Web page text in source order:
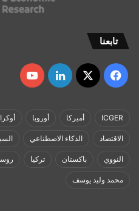
تابعنا
فيسبوك
‫X لينكدإن
ICGER أميركا أوروبا
الاقتصاد الذكاء الاصطناعي
النووي باكستان تركيا
محمد وليد يوسف